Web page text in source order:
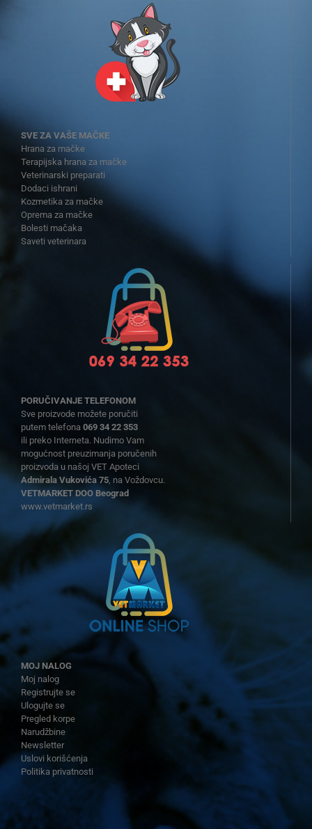
SVE ZA VAŠE MAČKE
Hrana za mačke
Terapijska hrana za mačke
Veterinarski preparati
Dodaci ishrani
Kozmetika za mačke
Oprema za mačke
Bolesti mačaka
Saveti veterinara
PORUČIVANJE TELEFONOM
Sve proizvode možete poručiti
putem telefona 069 34 22 353
ili preko Interneta. Nudimo Vam
mogućnost preuzimanja poručenih
proizvoda u našoj VET Apoteci
Admirala Vukovića 75, na Voždovcu.
VETMARKET DOO Beograd
www.vetmarket.rs
MOJ NALOG
Moj nalog
Registrujte se
Ulogujte se
Pregled korpe
Narudžbine
Newsletter
Uslovi korišćenja
Politika privatnosti